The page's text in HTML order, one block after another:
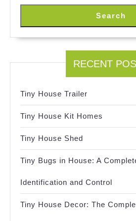
Search
RECENT
Tiny House Trailer
Tiny House Kit Homes
Tiny House Shed
Tiny Bugs in House: A
Identification and Control
Tiny House Decor: The